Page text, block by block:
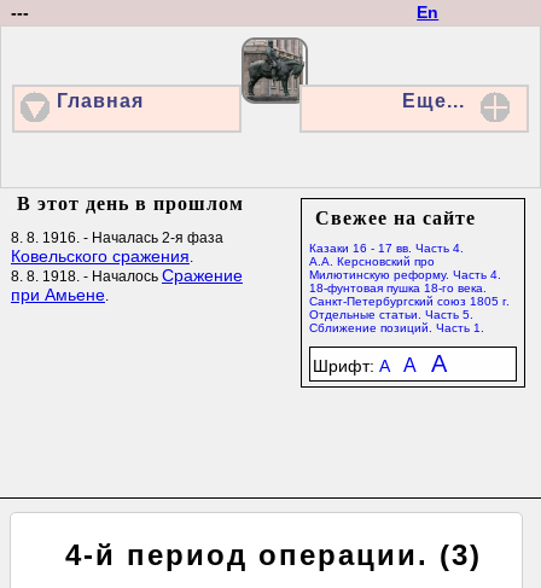
En
---
Главная Еще...
Свежее на сайте
Казаки 16 - 17 вв. Часть 4.
А.А. Керсновский про
Милютинскую реформу. Часть 4.
18-фунтовая пушка 18-го века.
Санкт-Петербургский союз 1805 г.
Отдельные статьи. Часть 5.
Сближение позиций. Часть 1.
Шрифт: A A A
В этот день в прошлом
8. 8. 1916. - Началась 2-я фаза
Ковельского сражения.
8. 8. 1918. - Началось Сражение
при Амьене.
4-й период операции. (3)